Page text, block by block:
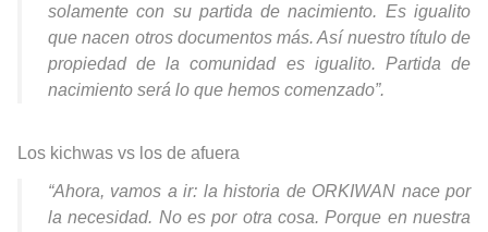
solamente con su partida de nacimiento. Es igualito
que nacen otros documentos más. Así nuestro título de
propiedad de la comunidad es igualito. Partida de
nacimiento será lo que hemos comenzado”.
Los kichwas vs los de afuera
“Ahora, vamos a ir: la historia de ORKIWAN nace por
la necesidad. No es por otra cosa. Porque en nuestra